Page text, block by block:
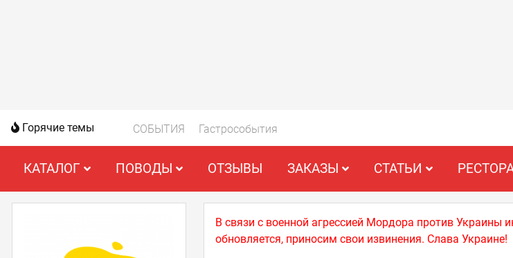
Горячие темы СОБЫТИЯ Гастрособытия
КАТАЛОГ ПОВОДЫ ОТЗЫВЫ ЗАКАЗЫ СТАТЬИ
В связи с военной агрессией Мордора против Украины
обновляется, приносим свои извинения. Слава Украине!